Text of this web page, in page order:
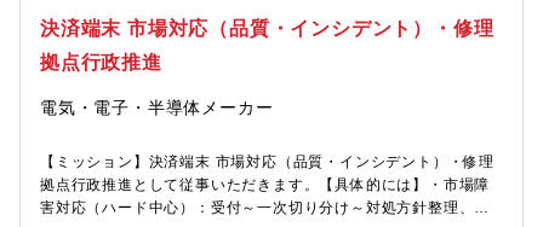
プロダクトの開発と提供を行っています。高度なプロダクトを開
発するために、ChatGPTをはじめとした各種大規模言語モデルや
Generative AIなどの分野の研究も進めています。昨年2024年11
し、多くの企業様に高評価を頂いており、国内市場を席捲してお
す。
ます。継続的なコミュニケーションを重ね、単なる「製品の案内
役」に留まらない信頼関係を築いてください。最初からすべての
のではなく、チームの力を結集してお客様をサポートする、組織
ど）を見つけ出したら、社内の事業開発メンバーへバトンを繋ぎ
ます。同社が持つ多角的なサービスでお客様をトータルサポート
する「きっかけ」を創ることで、一歩踏み込んだ課題解決を実現
決済端末 市場対応（品質・インシデント）・修理
拠点行政推進
電気・電子・半導体メーカー
【ミッション】決済端末 市場対応（品質・インシデント）・修理
拠点行政推進として従事いただきます。【具体的には】・市場障
害対応（ハード中心）：受付～一次切り分け～対処方針整理、顧